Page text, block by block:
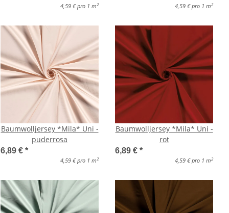
4,59 € pro 1 m2 4,59 € pro 1 m2
Baumwolljersey *Mila* Uni -
puderrosa
6,89 € *
4,59 € pro 1 m2
Baumwolljersey *Mila* Uni -
rot
6,89 € *
4,59 € pro 1 m2